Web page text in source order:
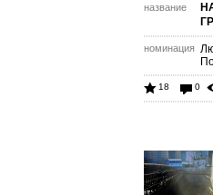
название
номинация
18 0